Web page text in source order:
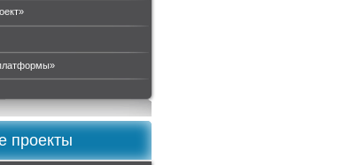
проекты